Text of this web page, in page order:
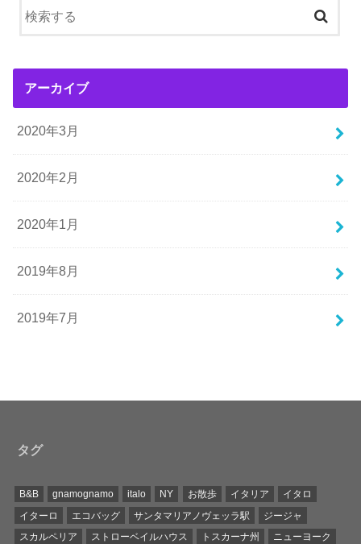
アーカイブ
2020年3月
2020年2月
2020年1月
2019年8月
2019年7月
タグ
B&B gnamognamo italo NY お散歩 イタリア
イタロ
イターロ
エコバッグ サンタマリアノヴェッラ駅
ジージャ
スカルペリア
ストローベイルハウス トスカーナ州
ニューヨーク